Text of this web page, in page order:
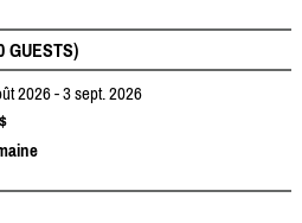
GUESTS)
2026 - 3 sept. 2026